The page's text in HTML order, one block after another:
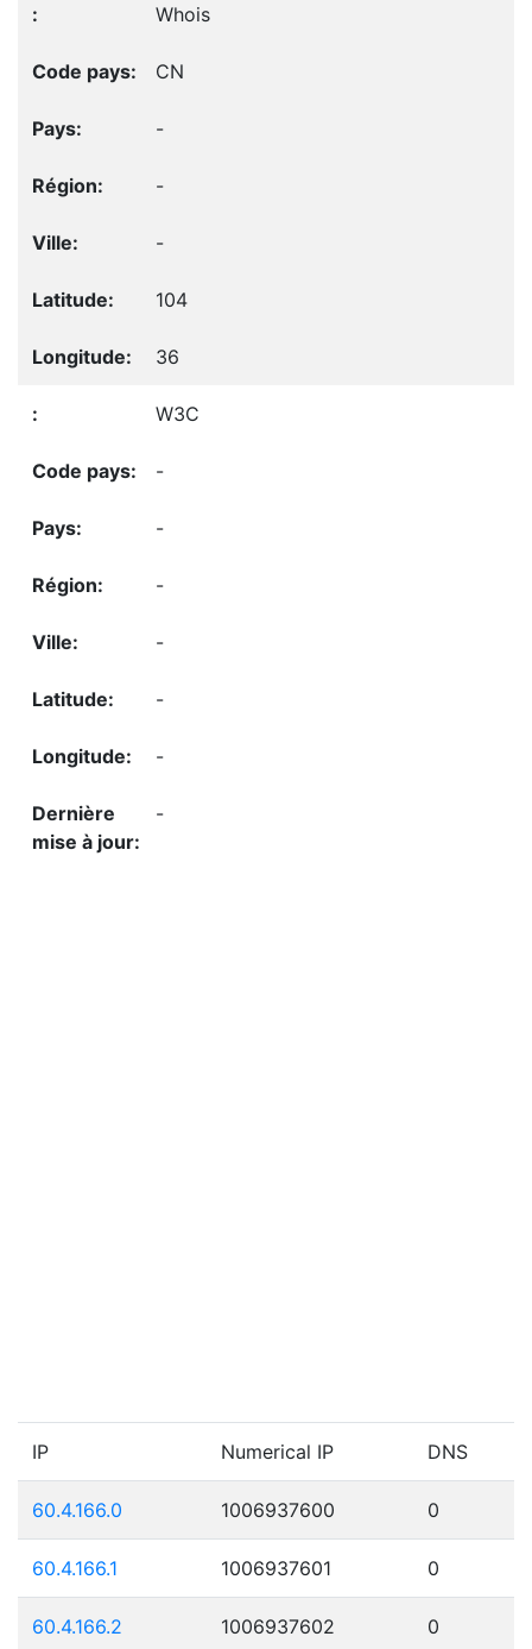
Whois
CN
-
-
-
104
36
W3C
-
-
-
-
-
-
-
IP Numerical IP DNS
60.4.166.0 1006937600 0
60.4.166.1 1006937601 0
60.4.166.2 1006937602 0